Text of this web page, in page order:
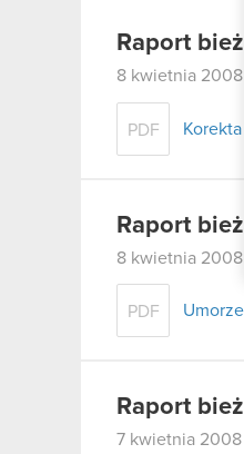
Raport
8 kwietnia 2008
PDF Korekta
Raport
8 kwietnia 2008
PDF
Raport
7 kwietnia 2008